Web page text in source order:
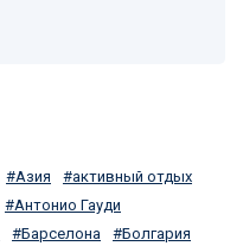
Азия
активный отдых
Антонио Гауди
Барселона
Болгария